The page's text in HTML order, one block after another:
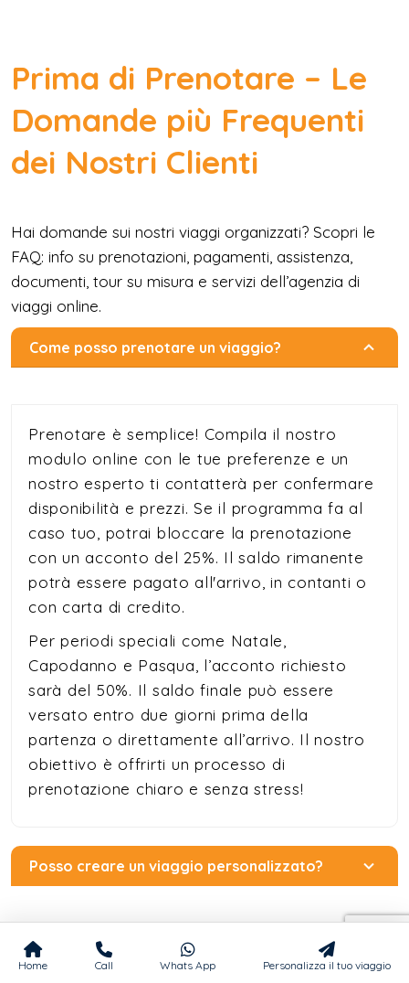
Prima di Prenotare – Le
Domande più Frequenti
dei Nostri Clienti
Hai domande sui nostri viaggi organizzati? Scopri le
FAQ: info su prenotazioni, pagamenti, assistenza,
documenti, tour su misura e servizi dell’agenzia di
viaggi online.
Come posso prenotare un viaggio?
Prenotare è semplice! Compila il nostro
modulo online con le tue preferenze e un
nostro esperto ti contatterà per confermare
disponibilità e prezzi. Se il programma fa al
caso tuo, potrai bloccare la prenotazione
con un acconto del 25%. Il saldo rimanente
potrà essere pagato all'arrivo, in contanti o
con carta di credito.
Per periodi speciali come Natale,
Capodanno e Pasqua, l’acconto richiesto
sarà del 50%. Il saldo finale può essere
versato entro due giorni prima della
partenza o direttamente all’arrivo. Il nostro
obiettivo è offrirti un processo di
prenotazione chiaro e senza stress!
Posso creare un viaggio personalizzato?
Ci sono viaggi adatti a ogni budget?
Home Call Whats App Personalizza il tuo viaggio